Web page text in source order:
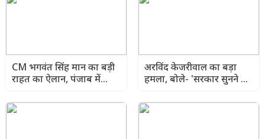
CM भगवंत सिंह मान का बड़ी
राहत का ऐलान, पंजाब में
राशन कार्ड
अरविंद केजरीवाल का बड़ा
हमला, बोले- 'सरकार सुनने की